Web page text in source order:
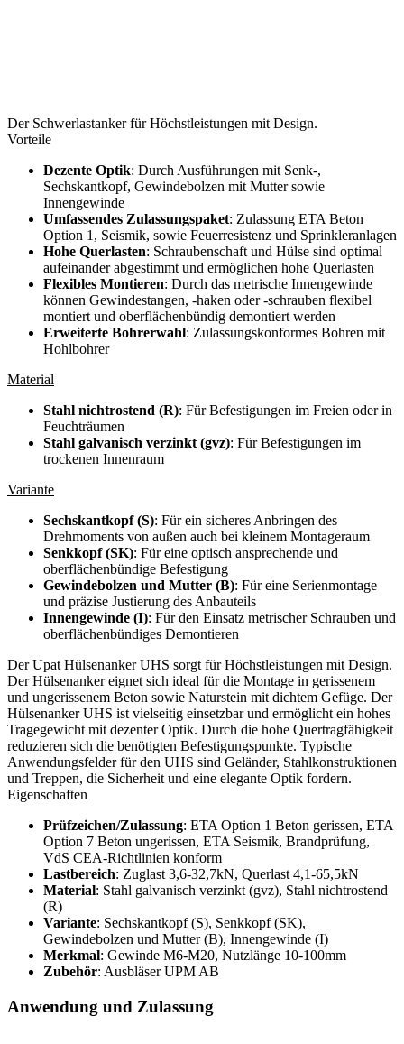
Der Schwerlastanker für Höchstleistungen mit Design.
Vorteile
Dezente Optik: Durch Ausführungen mit Senk-,
Sechskantkopf, Gewindebolzen mit Mutter sowie
Innengewinde
Umfassendes Zulassungspaket: Zulassung ETA Beton
Option 1, Seismik, sowie Feuerresistenz und Sprinkleranlagen
Hohe Querlasten: Schraubenschaft und Hülse sind optimal
aufeinander abgestimmt und ermöglichen hohe Querlasten
Flexibles Montieren: Durch das metrische Innengewinde
können Gewindestangen, -haken oder -schrauben flexibel
montiert und oberflächenbündig demontiert werden
Erweiterte Bohrerwahl: Zulassungskonformes Bohren mit
Hohlbohrer
Material
Stahl nichtrostend (R): Für Befestigungen im Freien oder in
Feuchträumen
Stahl galvanisch verzinkt (gvz): Für Befestigungen im
trockenen Innenraum
Variante
Sechskantkopf (S): Für ein sicheres Anbringen des
Drehmoments von außen auch bei kleinem Montageraum
Senkkopf (SK): Für eine optisch ansprechende und
oberflächenbündige Befestigung
Gewindebolzen und Mutter (B): Für eine Serienmontage
und präzise Justierung des Anbauteils
Innengewinde (I): Für den Einsatz metrischer Schrauben und
oberflächenbündiges Demontieren
Der Upat Hülsenanker UHS sorgt für Höchstleistungen mit Design.
Der Hülsenanker eignet sich ideal für die Montage in gerissenem
und ungerissenem Beton sowie Naturstein mit dichtem Gefüge. Der
Hülsenanker UHS ist vielseitig einsetzbar und ermöglicht ein hohes
Tragegewicht mit dezenter Optik. Durch die hohe Quertragfähigkeit
reduzieren sich die benötigten Befestigungspunkte. Typische
Anwendungsfelder für den UHS sind Geländer, Stahlkonstruktionen
und Treppen, die Sicherheit und eine elegante Optik fordern.
Eigenschaften
Prüfzeichen/Zulassung: ETA Option 1 Beton gerissen, ETA
Option 7 Beton ungerissen, ETA Seismik, Brandprüfung,
VdS CEA-Richtlinien konform
Lastbereich: Zuglast 3,6-32,7kN, Querlast 4,1-65,5kN
Material: Stahl galvanisch verzinkt (gvz), Stahl nichtrostend
(R)
Variante: Sechskantkopf (S), Senkkopf (SK),
Gewindebolzen und Mutter (B), Innengewinde (I)
Merkmal: Gewinde M6-M20, Nutzlänge 10-100mm
Zubehör: Ausbläser UPM AB
Anwendung und Zulassung